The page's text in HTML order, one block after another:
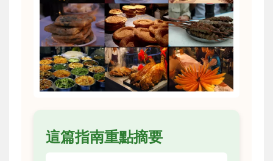
這篇指南重點摘要